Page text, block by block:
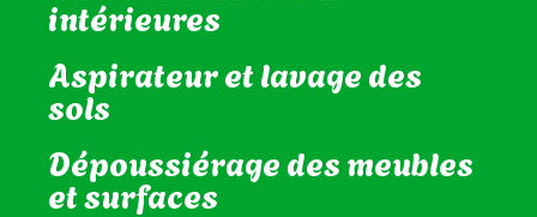
habitudes
Entretien des vitres
intérieures
Aspirateur et lavage des
sols